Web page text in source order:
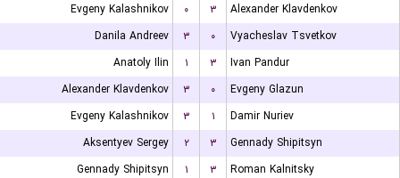
Evgeny Kalashnikov
۰ ۳
Alexander Klavdenkov
Danila Andreev
۳ ۰
Vyacheslav Tsvetkov
Anatoly Ilin
۱ ۳
Ivan Pandur
Alexander Klavdenkov
۳ ۰
Evgeny Glazun
Evgeny Kalashnikov
۳ ۱
Damir Nuriev
Aksentyev Sergey
۲ ۳
Gennady Shipitsyn
Gennady Shipitsyn
۱ ۳
Roman Kalnitsky